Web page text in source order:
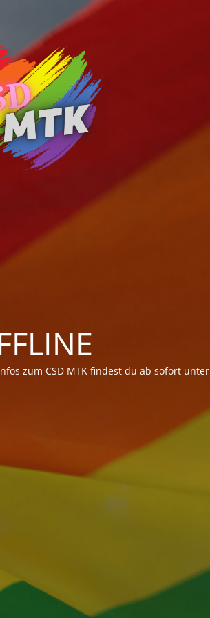
zum CSD MTK findest du ab sofort unter